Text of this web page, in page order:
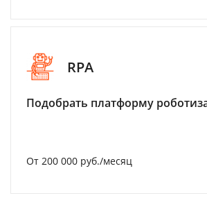
RPA
Подобрать платформу
От 200 000 руб./месяц